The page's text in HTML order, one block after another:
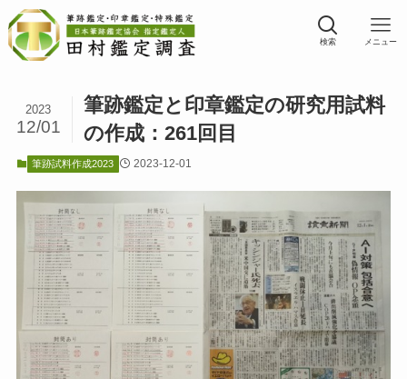
検索 メニュー
筆跡鑑定と印章鑑定の研究用試料
の作成：261回目
2023
12/01
筆跡試料作成2023 2023-12-01